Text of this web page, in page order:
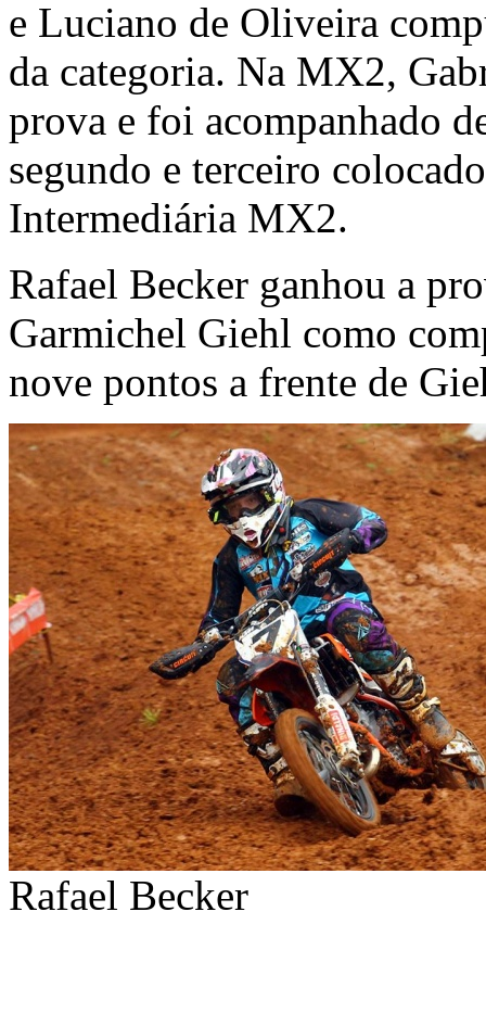
e Luciano de Oliveira
da categoria. Na MX2,
prova e foi acompanhado
segundo e terceiro
Intermediária MX2.
Rafael Becker ganhou a
Garmichel Giehl como
nove pontos a frente de
Rafael Becker